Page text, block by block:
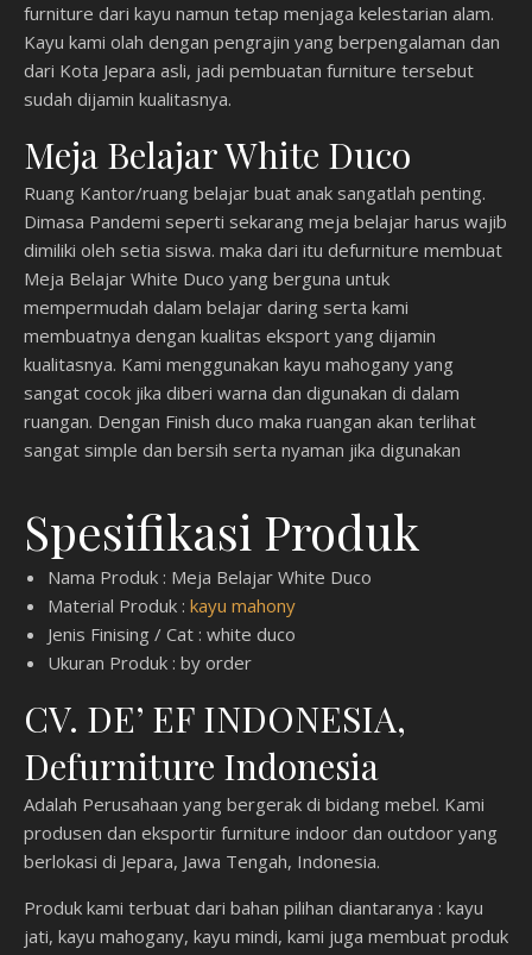
furniture dari kayu namun tetap menjaga kelestarian alam.
Kayu kami olah dengan pengrajin yang berpengalaman dan
dari Kota Jepara asli, jadi pembuatan furniture tersebut
sudah dijamin kualitasnya.
Meja Belajar White Duco
Ruang Kantor/ruang belajar buat anak sangatlah penting.
Dimasa Pandemi seperti sekarang meja belajar harus wajib
dimiliki oleh setia siswa. maka dari itu defurniture membuat
Meja Belajar White Duco yang berguna untuk
mempermudah dalam belajar daring serta kami
membuatnya dengan kualitas eksport yang dijamin
kualitasnya. Kami menggunakan kayu mahogany yang
sangat cocok jika diberi warna dan digunakan di dalam
ruangan. Dengan Finish duco maka ruangan akan terlihat
sangat simple dan bersih serta nyaman jika digunakan
Spesifikasi Produk
Nama Produk : Meja Belajar White Duco
Material Produk : kayu mahony
Jenis Finising / Cat : white duco
Ukuran Produk : by order
CV. DE’ EF INDONESIA,
Defurniture Indonesia
Adalah Perusahaan yang bergerak di bidang mebel. Kami
produsen dan eksportir furniture indoor dan outdoor yang
berlokasi di Jepara, Jawa Tengah, Indonesia.
Produk kami terbuat dari bahan pilihan diantaranya : kayu
jati, kayu mahogany, kayu mindi, kami juga membuat produk